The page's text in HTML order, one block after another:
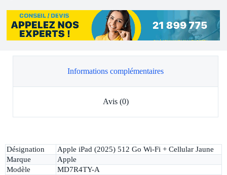
Informations complémentaires
Avis (0)
Désignation
Apple iPad (2025) 512 Go Wi-Fi + Cellular Jaune
Marque
Apple
Modèle
MD7R4TY-A